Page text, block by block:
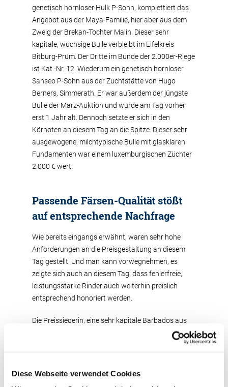
Diese Webseite verwendet Cookies
genetisch hornloser Hulk P-Sohn, komplettiert das
Angebot aus der Maya-Familie, hier aber aus dem
Zweig der Brekan-Tochter Malin. Dieser sehr
kapitale, wüchsige Bulle verbleibt im Eifelkreis
Bitburg-Prüm. Der Dritte im Bunde der 2.000er-Riege
ist Kat.-Nr. 12. Wiederum ein genetisch hornloser
Sanseo P-Sohn aus der Zuchtstätte von Hugo
Berners, Simmerath. Er war außerdem der jüngste
Bulle der März-Auktion und wurde am Tag vorher
erst 1 Jahr alt. Dennoch setzte er sich in den
Körnoten an diesem Tag an die Spitze. Dieser sehr
ausgewogene, milchtypische Bulle mit glasklaren
Fundamenten war einem luxemburgischen Züchter
2.000 € wert.
Passende Färsen-Qualität stößt
auf entsprechende Nachfrage
Wie bereits eingangs erwähnt, waren sehr hohe
Anforderungen an die Preisgestaltung an diesem
Tag gestellt. Und man kann vorwegnehmen, es
zeigte sich auch an diesem Tag, dass fehlerfreie,
leistungsstarke Rinder auch weiterhin preislich
entsprechend honoriert werden.
Die Preissiegerin, eine sehr kapitale Barbados aus
der Zucht von Marco Weires aus Olmscheid, hatte
bereits in ihrer ersten Milchkontrolle eine Leistung
Diese sehr guten Leistungseigenschaften gepaart